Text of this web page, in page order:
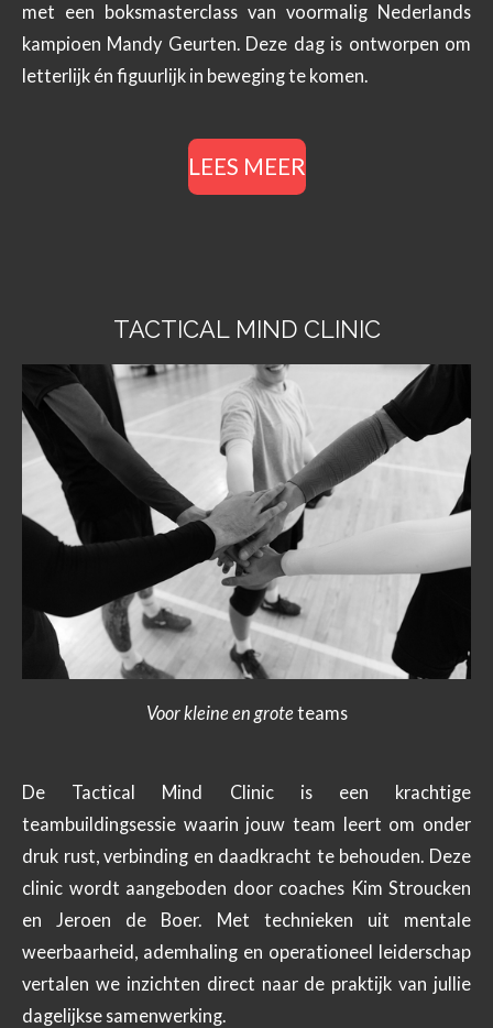
met een boksmasterclass van voormalig Nederlands
kampioen Mandy Geurten. Deze dag is ontworpen om
letterlijk én figuurlijk in beweging te komen.
LEES MEER
TACTICAL MIND CLINIC
Voorkleine en grote teams
De Tactical Mind Clinic is een krachtige
teambuildingsessie waarin jouw team leert om onder
druk rust, verbinding en daadkracht te behouden. Deze
clinic wordt aangeboden door coaches Kim Stroucken
en Jeroen de Boer. Met technieken uit mentale
weerbaarheid, ademhaling en operationeel leiderschap
vertalen we inzichten direct naar de praktijk van jullie
dagelijkse samenwerking.